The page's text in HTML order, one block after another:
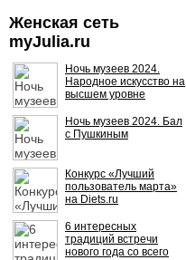
Женская сеть
myJulia.ru
Ночь музеев 2024.
Народное искусство на
высшем уровне
Ночь музеев 2024. Бал
с Пушкиным
Конкурс «Лучший
пользователь марта»
на Diets.ru
6 интересных
традиций встречи
нового года со всего